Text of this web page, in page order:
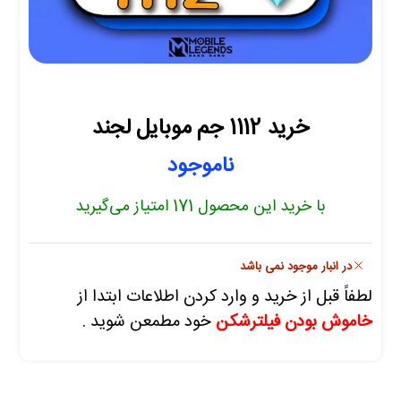
خرید 1112 جم موبایل لجند
ناموجود
با خرید این محصول 171 امتیاز می‌گیرید
در انبار موجود نمی باشد
لطفاً قبل از خرید و وارد کردن اطلاعات ابتدا از
خاموش بودن فیلترشکن خود مطمعن شوید .